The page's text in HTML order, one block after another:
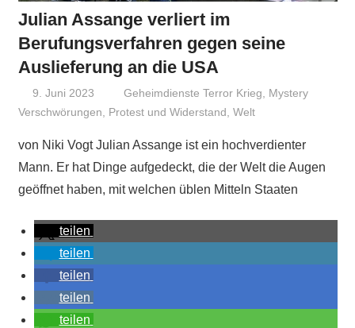
Julian Assange verliert im
Berufungsverfahren gegen seine
Auslieferung an die USA
9. Juni 2023 Niki Vogt
Geheimdienste Terror Krieg, Mystery
Verschwörungen, Protest und Widerstand, Welt
von Niki Vogt Julian Assange ist ein hochverdienter
Mann. Er hat Dinge aufgedeckt, die der Welt die Augen
geöffnet haben, mit welchen üblen Mitteln Staaten
teilen
teilen
teilen
teilen
teilen